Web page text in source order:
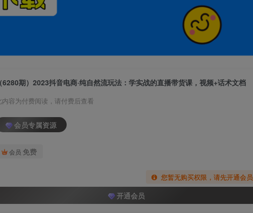
6280期）2023抖音电商·纯自然流玩法：学实战的直播带货课，视频+话术文档
内容为付费阅读，请付费后查看
会员专属资源
会员 免费
您暂无购买权限，请先开通会员
开通会员